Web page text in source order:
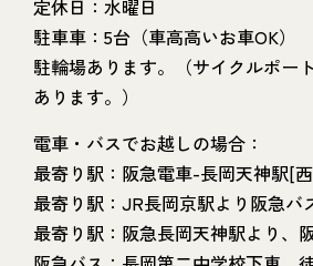
定休日：水曜日
駐車車：5台（車高高いお車OK）
駐輪場あります。（サイクルポー
あります。）
電車・バスでお越しの場合：
最寄り駅：阪急電車-長岡天神駅[
最寄り駅：JR長岡京駅より阪急バ
最寄り駅：阪急長岡天神駅より、